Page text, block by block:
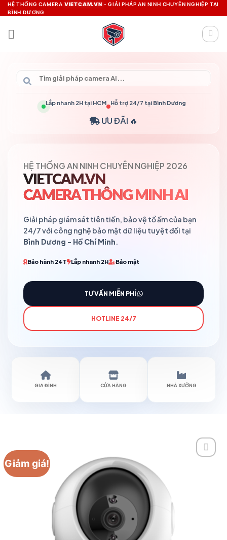
Skip
to
content
HỆ THỐNG CAMERA VIETCAM.VN - GIẢI PHÁP AN NINH CHUYÊN NGHIỆP TẠI
BÌNH DƯƠNG
Lắp nhanh 2H tại HCM Hỗ trợ 24/7 tại Bình Dương
ƯU ĐÃI 🔥
HỆ THỐNG AN NINH CHUYÊN NGHIỆP 2026
VIETCAM.VN
CAMERA THÔNG MINH AI
Giải pháp giám sát tiên tiến, bảo vệ tổ ấm của bạn
24/7 với công nghệ bảo mật dữ liệu tuyệt đối tại
Bình Dương - Hồ Chí Minh.
Bảo hành 24T Lắp nhanh 2H Bảo mật
TƯ VẤN MIỄN PHÍ
HOTLINE 24/7
GIA ĐÌNH CỬA HÀNG NHÀ XƯỞNG
Giảm giá!